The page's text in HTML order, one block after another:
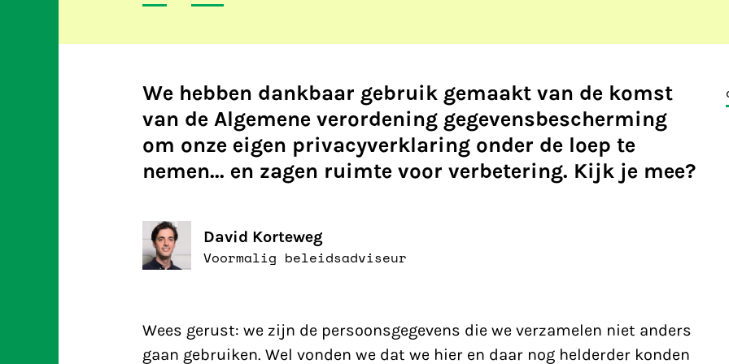
We hebben dankbaar gebruik gemaakt van de komst
van de Algemene verordening gegevensbescherming
om onze eigen privacyverklaring onder de loep te
nemen... en zagen ruimte voor verbetering. Kijk je mee?
David Korteweg
Voormalig beleidsadviseur
Wees gerust: we zijn de persoonsgegevens die we verzamelen niet anders
gaan gebruiken. Wel vonden we dat we hier en daar nog helderder konden